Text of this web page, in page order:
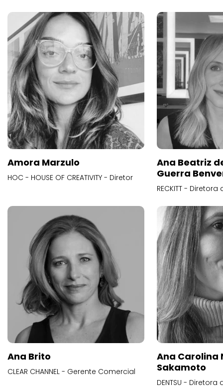
Amora Marzulo
HOC - HOUSE OF CREATIVITY - Diretor
Ana Beatriz
Guerra
RECKITT -
Ana Brito
CLEAR CHANNEL - Gerente Comercial
Ana Carolina
Sakamoto
DENTSU -